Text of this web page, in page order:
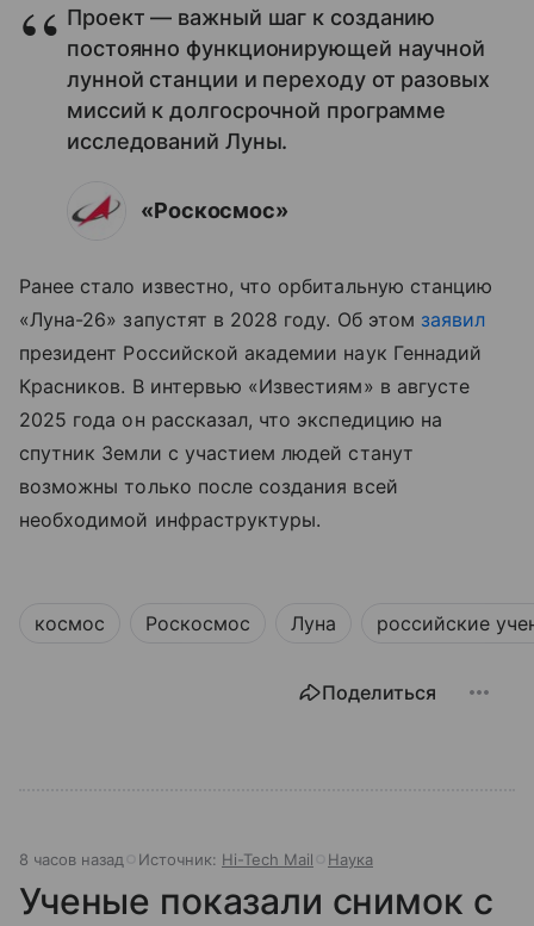
Проект — важный шаг к созданию
постоянно функционирующей научной
лунной станции и переходу от разовых
миссий к долгосрочной программе
исследований Луны.
«Роскосмос»
Ранее стало известно, что орбитальную станцию
«Луна-26» запустят в 2028 году. Об этом заявил
президент Российской академии наук Геннадий
Красников. В интервью «Известиям» в августе
2025 года он рассказал, что экспедицию на
спутник Земли с участием людей станут
возможны только после создания всей
необходимой инфраструктуры.
космос Роскосмос Луна российские
Поделиться
8 часов назад Источник: Hi-Tech Mail Наука
Ученые показали снимок с